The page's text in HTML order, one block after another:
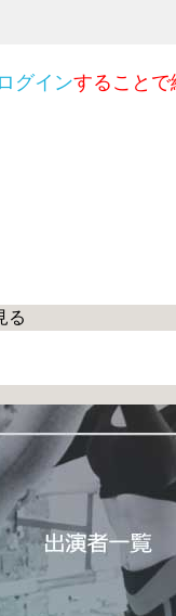
ログインすることで
る